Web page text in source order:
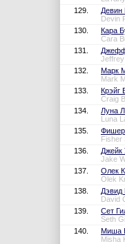
129.
Девин
Devin
130.
Кара
Cara
131.
132.
Марк
Mark
133.
Крэйг
Craig
134.
Луна
Luna
135.
Фишер
Fisher
136.
Джейк
Jake
137.
Олек
Olek
138.
Дэвид
David
139.
Сет
Seth
140.
Миша
Misha